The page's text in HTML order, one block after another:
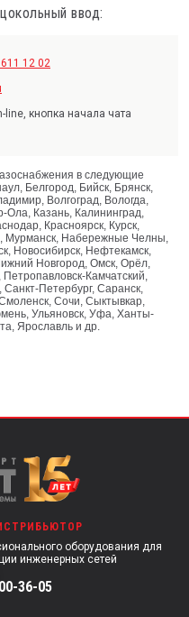
ввод:
12 02
line, кнопка начала чата
в следующие
Белгород, Бийск, Брянск,
Волгоград, Вологда,
Ола, Казань, Калининград,
Красноярск, Курск,
Мурманск, Набережные Челны,
Новосибирск, Нефтекамск,
Новгород, Омск, Орёл,
Камчатский,
Петербург, Саранск,
Сочи, Сыктывкар,
Ульяновск, Уфа, Ханты-
Ярославль и др.
оборудования для
инженерных сетей
36-05